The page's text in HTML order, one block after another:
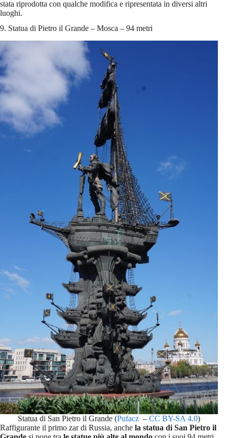
stata riprodotta con qualche modifica e ripresentata in diversi altri
luoghi.
9. Statua di Pietro il Grande – Mosca – 94 metri
Statua di San Pietro il Grande (Pufacz –CC BY-SA 4.0)
Raffigurante il primo zar di Russia, anche la statua di San Pietro il